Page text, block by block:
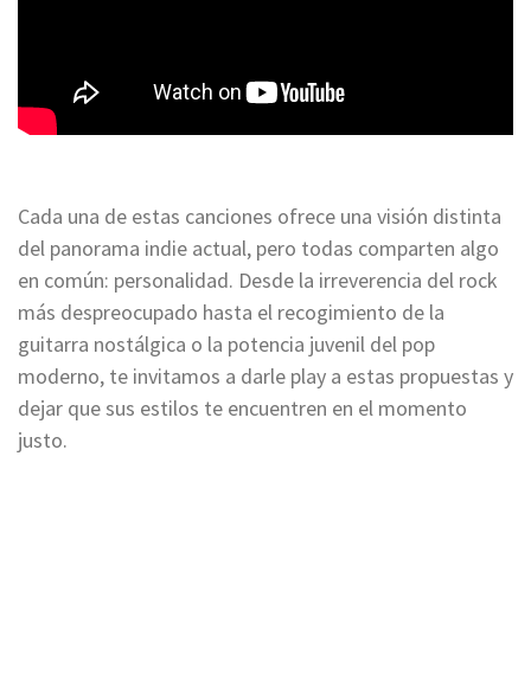
Cada una de estas canciones ofrece una visión distinta
del panorama indie actual, pero todas comparten algo
en común: personalidad. Desde la irreverencia del rock
más despreocupado hasta el recogimiento de la
guitarra nostálgica o la potencia juvenil del pop
moderno, te invitamos a darle play a estas propuestas y
dejar que sus estilos te encuentren en el momento
justo.